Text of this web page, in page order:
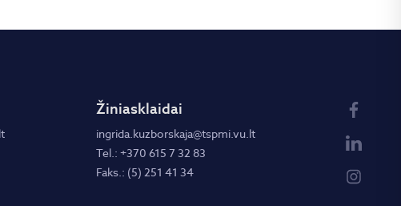
Žiniasklaidai
ingrida.kuzborskaja@tspmi.vu.lt
Tel.: +370 615 7 32 83
Faks.: (5) 251 41 34